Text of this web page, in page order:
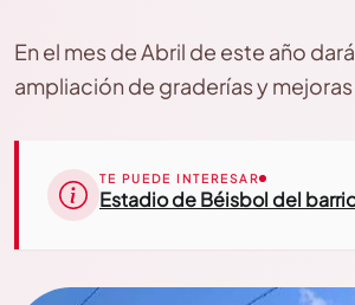
En el mes de Abril de este año
ampliación de graderías y
TE PUEDE INTERESAR
Estadio de Béisbol del